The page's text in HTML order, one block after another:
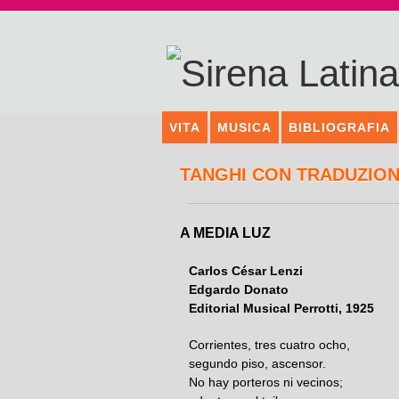
VITA MUSICA BIBLIOGRAFIA
TANGHI CON
A MEDIA LUZ
Carlos César Lenzi
Edgardo Donato
Editorial Musical Perrotti, 1925
Corrientes, tres cuatro ocho,
segundo piso, ascensor.
No hay porteros ni vecinos;